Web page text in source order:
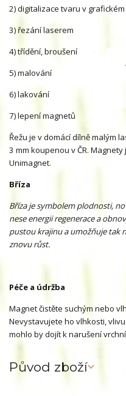
2) digitalizace tvaru v
3) řezání laserem
4) třídění, broušení
5) malování
6) lakování
7) lepení magnetů
Řežu je v domácí dílně malým
3 mm koupenou v ČR.
Unimagnet.
Bříza
Bříza je symbolem plodnosti,
nese energii regenerace a
pustou krajinu a umožňuje tak
znovu růst.
Péče a údržba
Magnet čistěte suchým nebo
Nevystavujete ho vlhkosti,
mohlo by dojít k narušení
Původ zboží